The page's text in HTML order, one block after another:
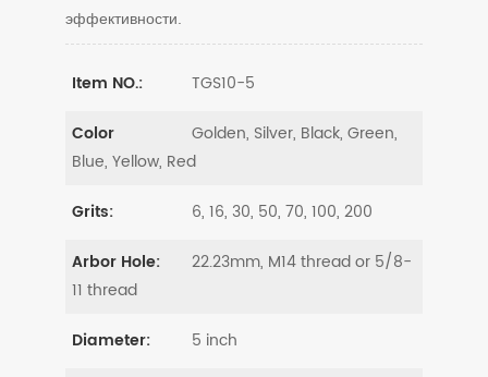
эффективности.
Item NO.: TGS10-5
Color
Golden, Silver, Black, Green,
Blue, Yellow, Red
Grits: 6, 16, 30, 50, 70, 100, 200
Arbor Hole:
22.23mm, M14 thread or 5/8-
11 thread
Diameter: 5 inch